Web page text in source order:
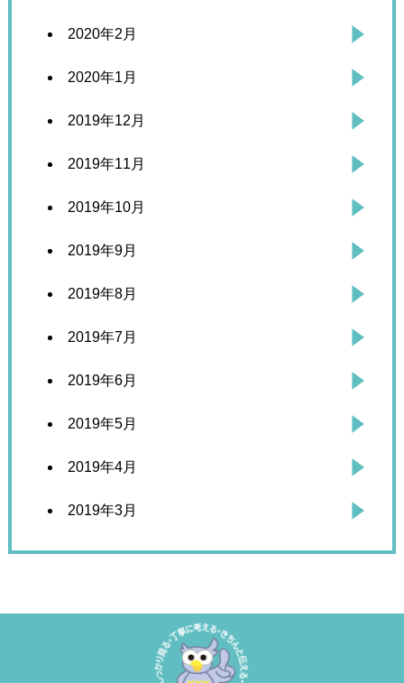
2020年2月
2020年1月
2019年12月
2019年11月
2019年10月
2019年9月
2019年8月
2019年7月
2019年6月
2019年5月
2019年4月
2019年3月